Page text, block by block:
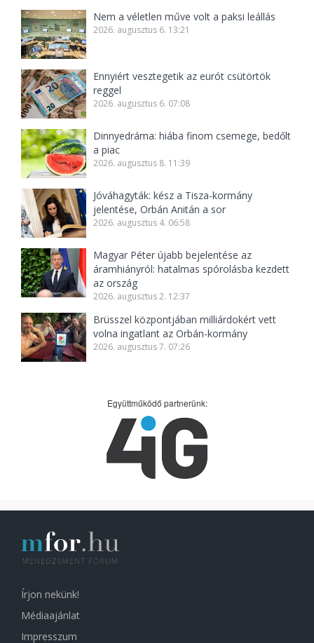
Nem a véletlen műve volt a paksi leállás
2026. augusztus 6. 13:21
Ennyiért vesztegetik az eurót csütörtök
reggel
2026. augusztus 6. 07:08
Dinnyedráma: hiába finom csemege, bedőlt
a piac
2026. augusztus 8. 11:39
Jóváhagyták: kész a Tisza-kormány
jelentése, Orbán Anitán a sor
2026. augusztus 4. 06:58
Magyar Péter újabb bejelentése az
áramhiányról: hatalmas spórolásba kezdett
az ország
2026. augusztus 2. 12:37
Brüsszel központjában milliárdokért vett
volna ingatlant az Orbán-kormány
2026. augusztus 7. 07:26
Együttműködő partnerünk:
Írjon nekünk!
Médiaajánlat
Impresszum